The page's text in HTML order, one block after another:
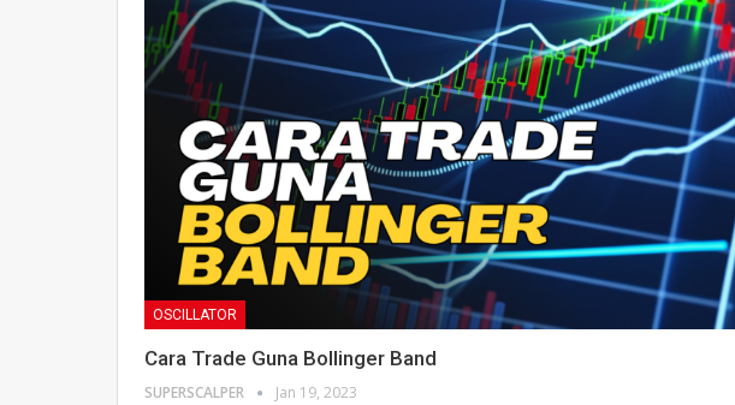
OSCILLATOR
Cara Trade Guna Bollinger Band
SUPERSCALPER Jan 19, 2023